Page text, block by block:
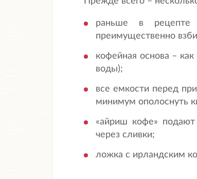
раньше в рецепте
преимущественно
кофейная основа –
воды);
все емкости перед
минимум ополоснуть
«айриш кофе»
через сливки;
ложка с ирландским